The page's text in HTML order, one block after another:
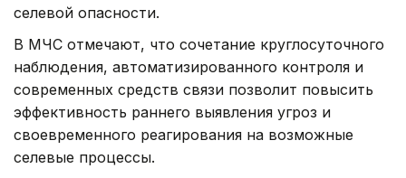
селевой опасности.
В МЧС отмечают, что сочетание круглосуточного
наблюдения, автоматизированного контроля и
современных средств связи позволит повысить
эффективность раннего выявления угроз и
своевременного реагирования на возможные
селевые процессы.